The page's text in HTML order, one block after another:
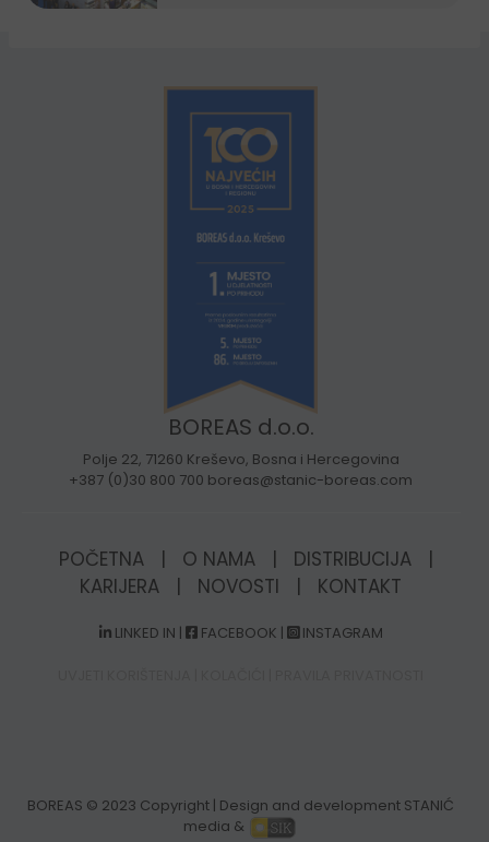
BOREAS d.o.o.
Polje 22, 71260 Kreševo, Bosna i Hercegovina
+387 (0)30 800 700 boreas@stanic-boreas.com
POČETNA | O NAMA | DISTRIBUCIJA
|
KARIJERA
| NOVOSTI | KONTAKT
LINKED IN | FACEBOOK | INSTAGRAM
BOREAS © 2023 Copyright | Design and development STANIĆ
media &